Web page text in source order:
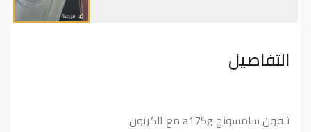
التفاصيل
تلفون سامسونج a175g مع الكرتون